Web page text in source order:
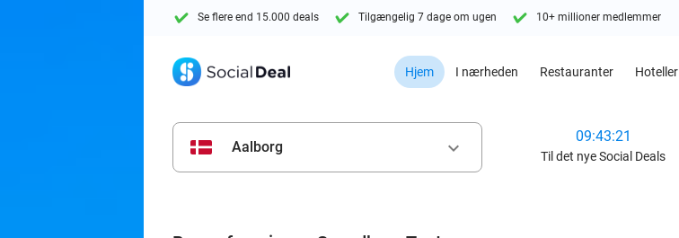
Se flere end 15.000 deals Tilgængelig 7 dage om ugen 10+ millioner medlemmer
Hjem I nærheden Restauranter Hoteller
Aalborg keyboard_arrow_down
09:43:20
Til det nye Social Deals